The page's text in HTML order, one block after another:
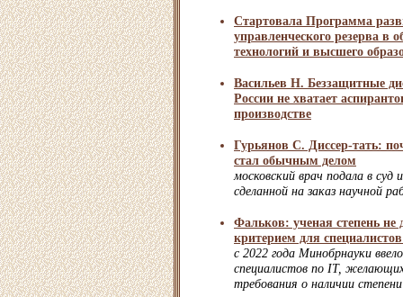
Стартовала Программа
управленческого резерва в
технологий и высшего
Васильев Н. Беззащитные
России не хватает
производстве
Гурьянов С. Диссер-тать:
стал обычным делом
московский врач подала в суд
сделанной на заказ научной
Фальков: ученая степень
критерием для
с 2022 года Минобрнауки
специалистов по IT,
требования о наличии степени